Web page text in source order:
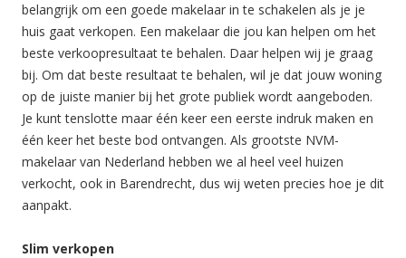
belangrijk om een goede makelaar in te schakelen als je je
huis gaat verkopen. Een makelaar die jou kan helpen om het
beste verkoopresultaat te behalen. Daar helpen wij je graag
bij. Om dat beste resultaat te behalen, wil je dat jouw woning
op de juiste manier bij het grote publiek wordt aangeboden.
Je kunt tenslotte maar één keer een eerste indruk maken en
één keer het beste bod ontvangen. Als grootste NVM-
makelaar van Nederland hebben we al heel veel huizen
verkocht, ook in Barendrecht, dus wij weten precies hoe je dit
aanpakt.
Slim verkopen